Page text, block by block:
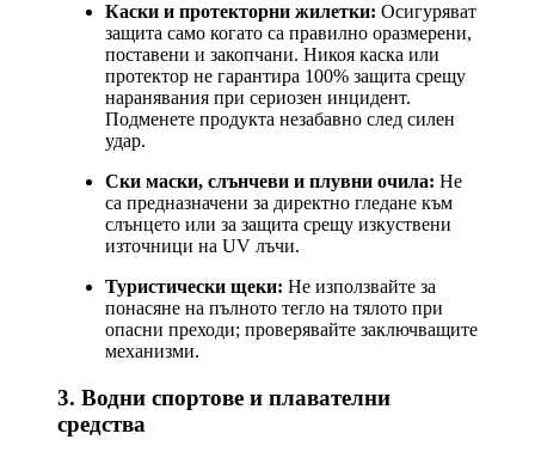
Каски и протекторни жилетки: Осигуряват
защита само когато са правилно оразмерени,
поставени и закопчани. Никоя каска или
протектор не гарантира 100% защита срещу
наранявания при сериозен инцидент.
Подменете продукта незабавно след силен
удар.
Ски маски, слънчеви и плувни очила: Не
са предназначени за директно гледане към
слънцето или за защита срещу изкуствени
източници на UV лъчи.
Туристически щеки: Не използвайте за
понасяне на пълното тегло на тялото при
опасни преходи; проверявайте заключващите
механизми.
3. Водни спортове и плавателни
средства